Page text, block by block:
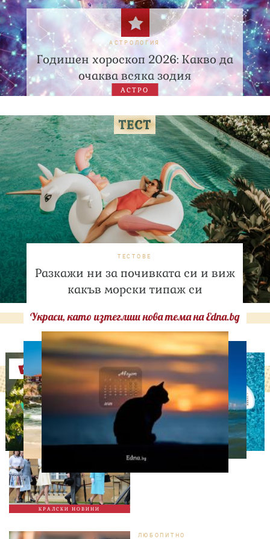
АСТРОЛОГИЯ
Годишен хороскоп 2026: Какво да
очаква всяка зодия
АСТРО
ТЕСТОВЕ
Разкажи ни за почивката си и виж
какъв морски типаж си
Украси, като изтеглиш нова тема на Edna.bg
Оферти
КРАЛСКИ НОВИНИ
СВОБОДНО ВРЕМЕ
Ново бебе в кралското
семейство
ЛЮБОПИТНО